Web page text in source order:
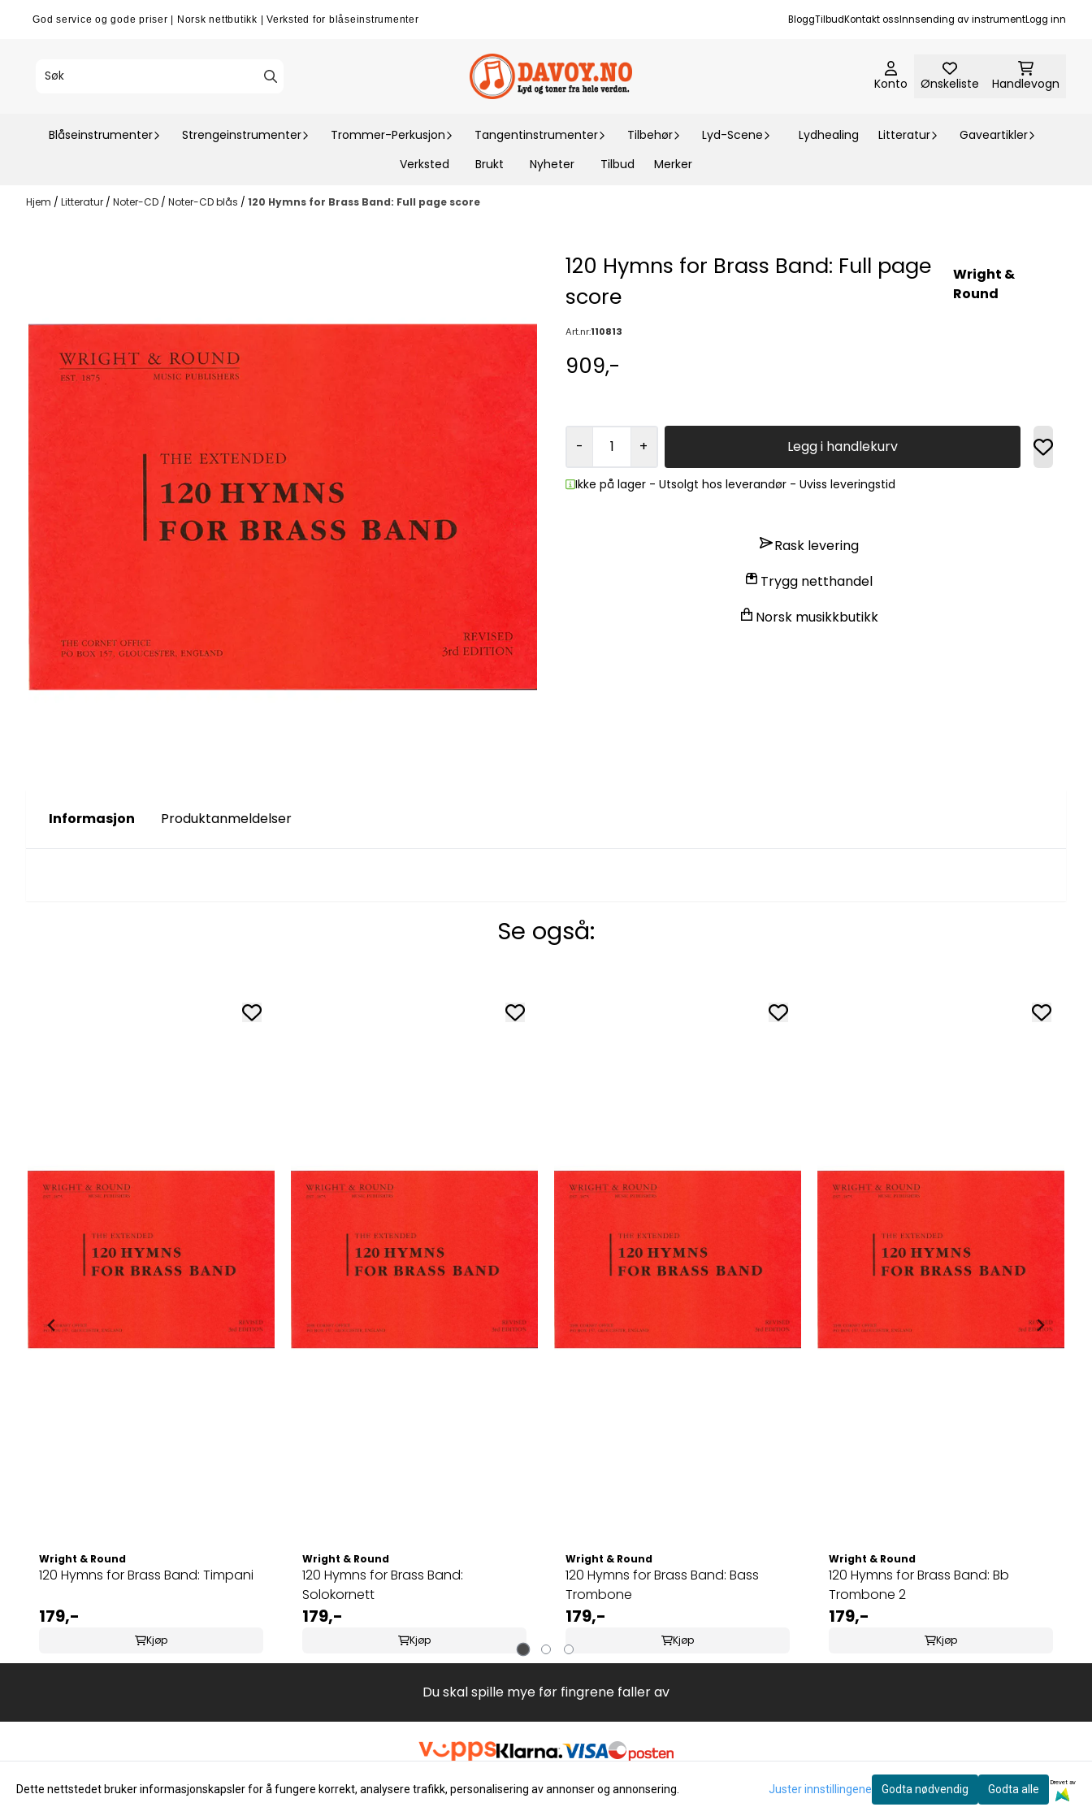
Hopp til innhold
God service og gode priser Norsk nettbutikk Verksted for blåseinstrumenter BloggTilbudKontakt ossInnsending av instrumentLogg inn
Konto Ønskeliste Handlevogn
Blåseinstrumenter Strengeinstrumenter Trommer-Perkusjon Tangentinstrumenter Tilbehør Lyd-Scene Lydhealing Litteratur
Gaveartikler
Verksted
Brukt Nyheter Tilbud Merker
Hjem / Litteratur / Noter-CD / Noter-CD blås / 120 Hymns for Brass Band: Full page score
120 Hymns for Brass Band: Full page
score
Wright &
Round
Art.nr:110813
909,-
- + Legg i handlekurv
Ikke på lager - Utsolgt hos leverandør - Uviss leveringstid
Rask levering
Trygg netthandel
Norsk musikkbutikk
Informasjon Produktanmeldelser
Se også:
Wright & Round
120 Hymns for Brass Band: Timpani
179,-
Kjøp
Wright & Round
120 Hymns for Brass Band:
Solokornett
179,-
Kjøp
Wright & Round
120 Hymns for Brass Band: Bass
Trombone
179,-
Kjøp
Wright & Round
120 Hymns for Brass Band: Bb
Trombone 2
179,-
Kjøp
Du skal spille mye før fingrene faller av
Dette nettstedet bruker informasjonskapsler for å fungere korrekt, analysere trafikk, personalisering av annonser og annonsering. Juster innstillingene Godta nødvendig Godta alle
Drevet av